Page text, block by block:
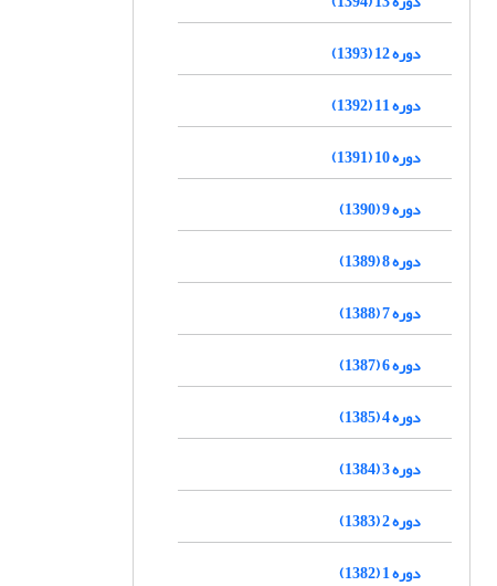
دوره 12 (1393)
دوره 11 (1392)
دوره 10 (1391)
دوره 9 (1390)
دوره 8 (1389)
دوره 7 (1388)
دوره 6 (1387)
دوره 4 (1385)
دوره 3 (1384)
دوره 2 (1383)
دوره 1 (1382)